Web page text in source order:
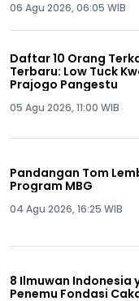
06 Agu 2026, 06:05 WIB
Daftar 10 Orang
Terbaru: Low Tuck
Prajogo Pangestu
05 Agu 2026, 11:00 WIB
Pandangan Tom
Program MBG
04 Agu 2026, 16:25 WIB
8 Ilmuwan Indonesia
Penemu Fondasi